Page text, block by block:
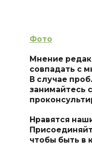
Фото
Мнение
совпадать с
В случае
занимайтесь
Нравятся
чтобы быть в